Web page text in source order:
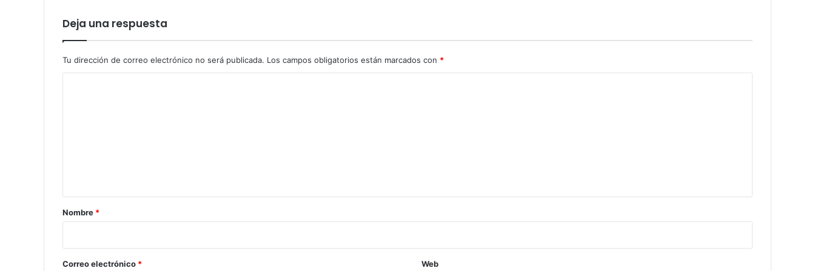
Deja una respuesta
Tu dirección de correo electrónico no será publicada. Los campos obligatorios están marcados con *
r
*
Nombre *
Correo electrónico * Web